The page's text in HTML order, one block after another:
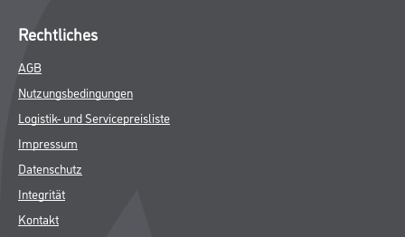
Rechtliches
AGB
Nutzungsbedingungen
Logistik- und Servicepreisliste
Impressum
Datenschutz
Integrität
Kontakt